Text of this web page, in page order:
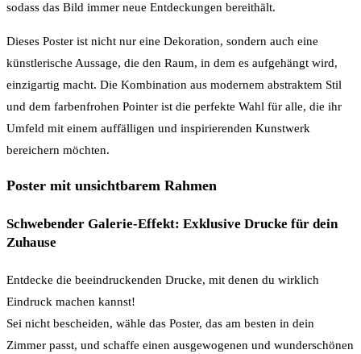
sodass das Bild immer neue Entdeckungen bereithält.
Dieses Poster ist nicht nur eine Dekoration, sondern auch eine
künstlerische Aussage, die den Raum, in dem es aufgehängt wird,
einzigartig macht. Die Kombination aus modernem abstraktem Stil
und dem farbenfrohen Pointer ist die perfekte Wahl für alle, die ihr
Umfeld mit einem auffälligen und inspirierenden Kunstwerk
bereichern möchten.
Poster mit unsichtbarem Rahmen
Schwebender Galerie-Effekt: Exklusive Drucke für dein
Zuhause
Entdecke die beeindruckenden Drucke, mit denen du wirklich
Eindruck machen kannst!
Sei nicht bescheiden, wähle das Poster, das am besten in dein
Zimmer passt, und schaffe einen ausgewogenen und wunderschönen